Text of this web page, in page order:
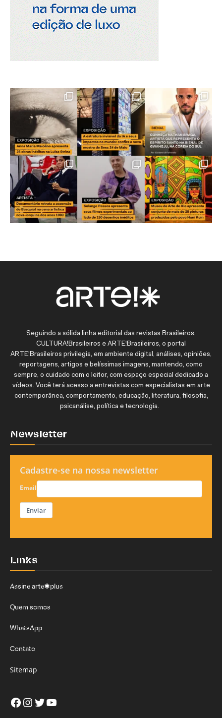
Seguindo a sólida linha editorial das revistas Brasileiros,
CULTURA!Brasileiros e ARTE!Brasileiros, o portal
ARTE!Brasileiros privilegia, em ambiente digital, análises, opiniões,
reportagens, artigos e belíssimas imagens, mantendo, como
sempre, o cuidado com o leitor, com espaço especial dedicado a
vídeos. Você terá acesso a entrevistas com especialistas em arte
contemporânea, comportamento, educação, literatura, filosofia,
psicanálise, política e tecnologia.
Newsletter
Cadastre-se na nossa newsletter
Email
Enviar
Links
Assine arte✱plus
Quem somos
WhatsApp
Contato
Sitemap
Facebook
Instagram
Twitter
Youtube